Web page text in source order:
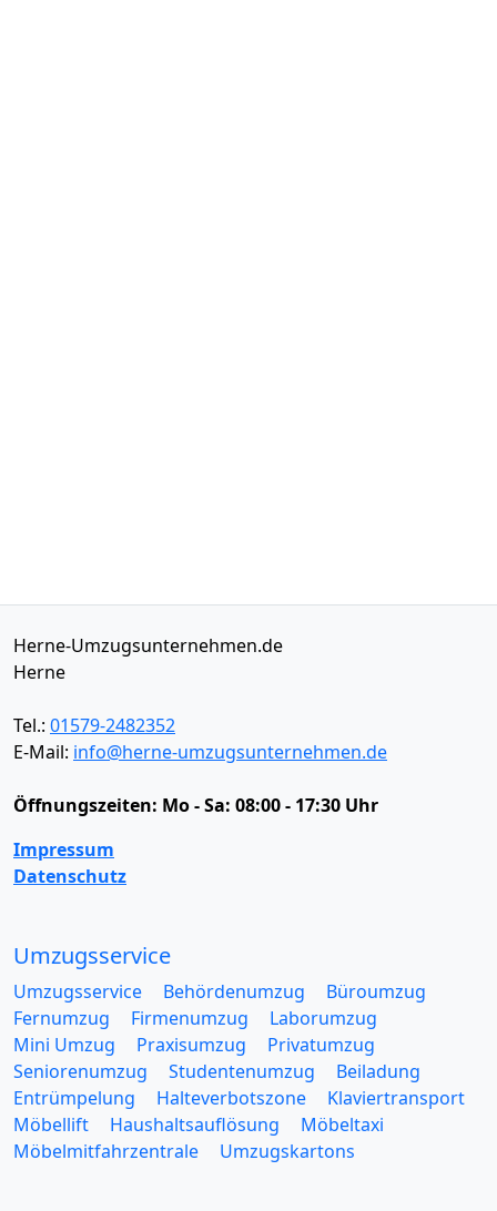
Herne-Umzugsunternehmen.de
Herne
Tel.: 01579-2482352
E-Mail: info@herne-umzugsunternehmen.de
Öffnungszeiten: Mo - Sa: 08:00 - 17:30 Uhr
Impressum
Datenschutz
Umzugsservice
Umzugsservice Behördenumzug
Büroumzug
Fernumzug
Firmenumzug
Laborumzug
Mini Umzug
Praxisumzug
Privatumzug
Seniorenumzug
Studentenumzug
Beiladung
Entrümpelung
Halteverbotszone
Klaviertransport
Möbellift
Haushaltsauflösung
Möbeltaxi
Möbelmitfahrzentrale
Umzugskartons